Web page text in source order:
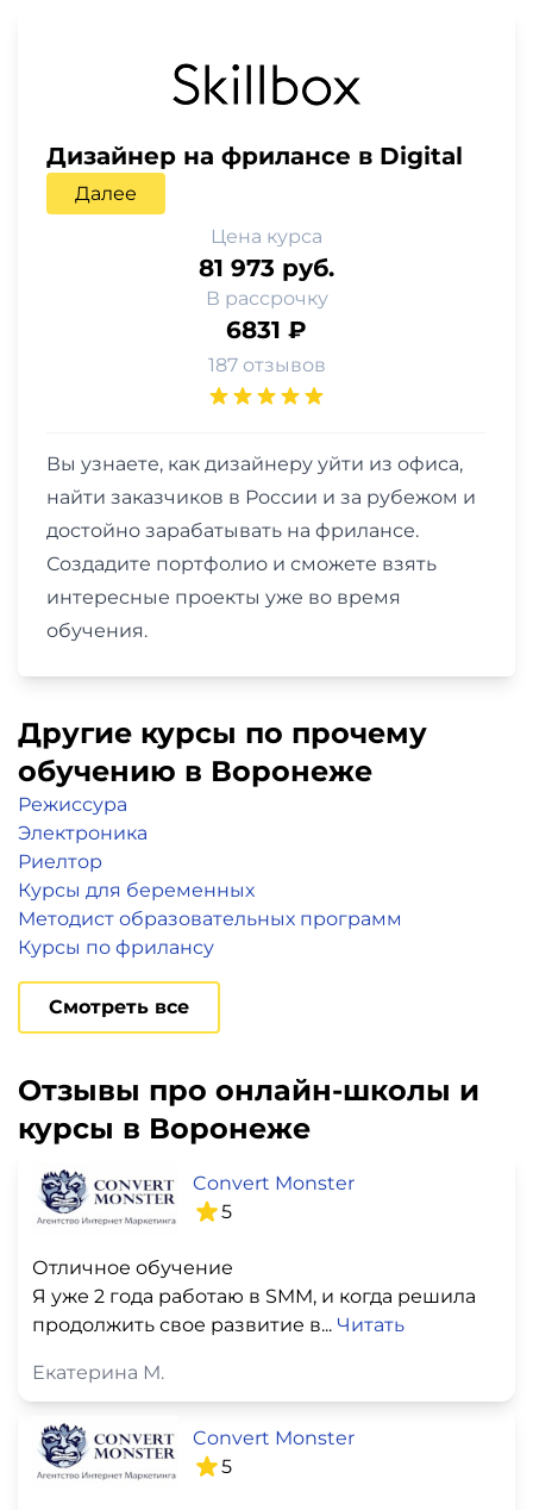
Дизайнер на фрилансе в Digital
Далее
Цена курса
81 973 руб.
В рассрочку
6831 ₽
187 отзывов
Вы узнаете, как дизайнеру уйти из офиса,
найти заказчиков в России и за рубежом и
достойно зарабатывать на фрилансе.
Создадите портфолио и сможете взять
интересные проекты уже во время
обучения.
Другие курсы по прочему
обучению в Воронеже
Режиссура
Электроника
Риелтор
Курсы для беременных
Методист образовательных программ
Курсы по фрилансу
Смотреть все
Отзывы про онлайн-школы и
курсы в Воронеже
Convert Monster
5
Отличное обучение
Я уже 2 года работаю в SMM, и когда решила
продолжить свое развитие в... Читать
Екатерина М.
Convert Monster
5